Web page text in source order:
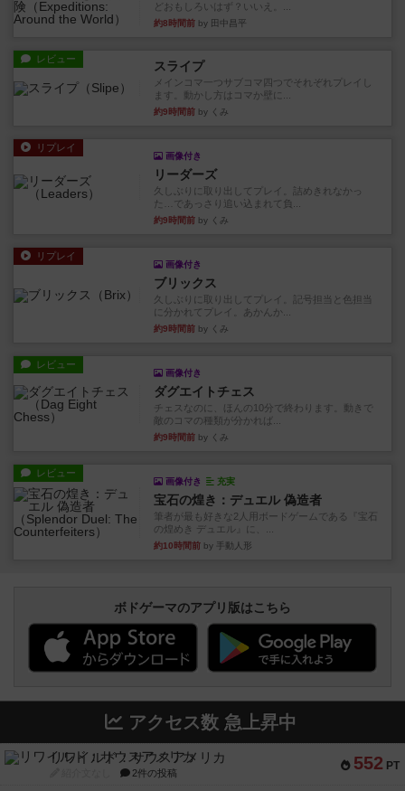
どおもしろいはず？いいえ。...
約8時間前 by 田中昌平
レビュー スライプ
メインコマ一つサブコマ四つでそれぞれプレイし
ます。動かし方はコマか壁に...
約9時間前 by くみ
リプレイ
画像付き
リーダーズ
久しぶりに取り出してプレイ。詰めきれなかっ
た…であっさり追い込まれて負...
約9時間前 by くみ
リプレイ
画像付き
ブリックス
久しぶりに取り出してプレイ。記号担当と色担当
に分かれてプレイ。あかんか...
約9時間前 by くみ
レビュー
画像付き
ダグエイトチェス
チェスなのに、ほんの10分で終わります。動きで
敵のコマの種類が分かれば...
約9時間前 by くみ
レビュー
画像付き 充実
宝石の煌き：デュエル 偽造者
筆者が最も好きな2人用ボードゲームである『宝石
の煌めき デュエル』に、...
約10時間前 by 手動人形
ボドゲーマのアプリ版はこちら
アクセス数 急上昇中
552 PT
リワイルド：サウスアメリカ
2件の投稿